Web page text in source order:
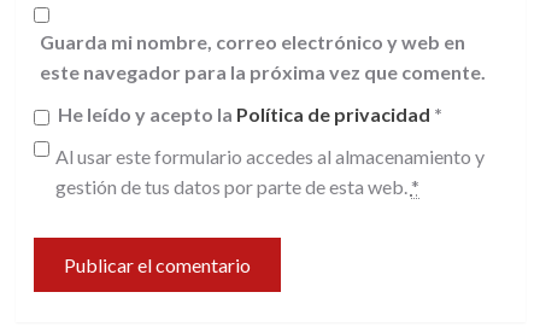
Guarda mi nombre, correo electrónico y web en
este navegador para la próxima vez que comente.
He leído y acepto la Política de privacidad *
Al usar este formulario accedes al almacenamiento y
gestión de tus datos por parte de esta web. *